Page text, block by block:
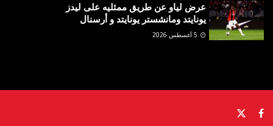
عرض لياو عن طريق ممثليه على ليدز
يونايتد ومانشستر يونايتد و أرسنال